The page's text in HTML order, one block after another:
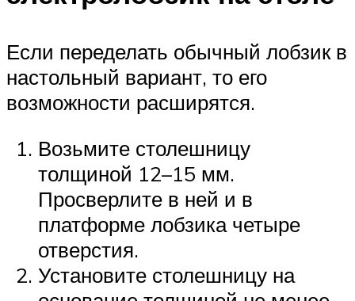
Если переделать обычный лобзик в
настольный вариант, то его
возможности расширятся.
Возьмите столешницу
толщиной 12–15 мм.
Просверлите в ней и в
платформе лобзика четыре
отверстия.
Установите столешницу на